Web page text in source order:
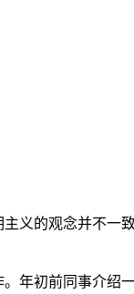
义的观念并不
年初前同事介